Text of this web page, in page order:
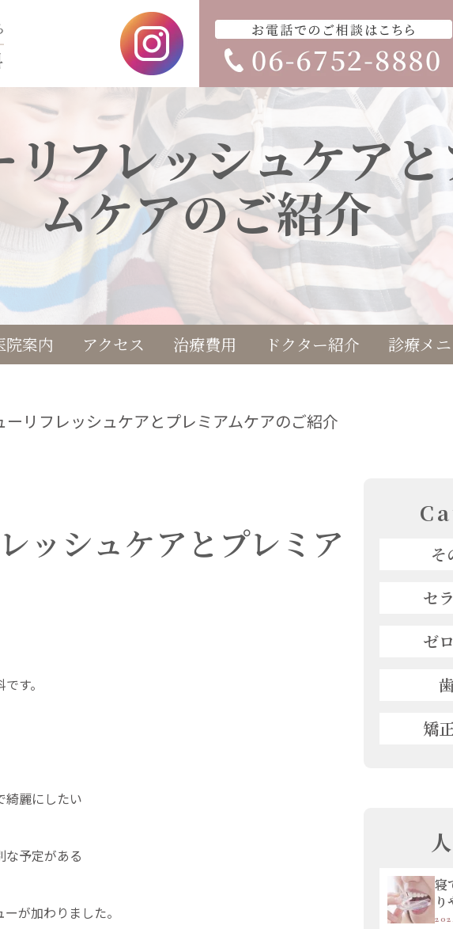
フレッシュケア
ムケアのご紹介
院案内 アクセス 治療費用 ドクター紹介 診療メ
ーリフレッシュケアとプレミアムケアのご紹介
ッシュケアとプレミア
す。
綺麗にしたい
予定がある
が加わりました。
そ
セ
ゼ
矯
寝
の